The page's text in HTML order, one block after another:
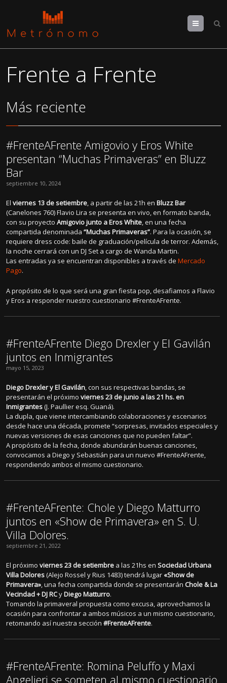
Menu
Frente a Frente
Más reciente
#FrenteAFrente Amigovio y Eros White
presentan “Muchas Primaveras” en Bluzz
Bar
septiembre 10, 2024
Elviernes 13 de setiembre, a partir de las 21h enBluzz Bar
(Canelones 760) Flavio Lira se presenta en vivo, en formato banda,
con su proyectoAmigovio junto a Eros White, en una fecha
compartida denominada“Muchas Primaveras”. Para la ocasión, se
requiere dress code: baile de graduación/película de terror. Además,
la noche cerrará con un DJ Set a cargo de Wanda Martin.
Las entradas ya se encuentran disponibles a través deMercado
Pago.
A propósito de lo que será una gran fiesta pop, desafiamos a Flavio
y Eros a responder nuestro cuestionario #FrenteAFrente.
#FrenteAFrente Diego Drexler y El Gavilán
juntos en Inmigrantes
mayo 15, 2023
Diego Drexler y El Gavilán, con sus respectivas bandas, se
presentarán el próximoviernes 23 de junio a las 21 hs. en
Inmigrantes(J. Paullier esq. Guaná).
La dupla, que viene intercambiando colaboraciones y escenarios
desde hace una década, promete “sorpresas, invitados especiales y
nuevas versiones de esas canciones que no pueden faltar”.
A propósito de la fecha, donde abundarán buenas canciones,
convocamos a Diego y Sebastián para un nuevo #FrenteAFrente,
respondiendo ambos el mismo cuestionario.
#FrenteAFrente: Chole y Diego Matturro
juntos en «Show de Primavera» en S. U.
Villa Dolores.
septiembre 21, 2022
El próximoviernes 23 de setiembre a las 21hs enSociedad Urbana
Villa Dolores(Alejo Rossel y Rius 1483) tendrá lugar «Show de
Primavera», una fecha compartida donde se presentaránChole & La
Vecindad + DJ RCyDiego Matturro.
Tomando la primaveral propuesta como excusa, aprovechamos la
ocasión para confrontar a ambos músicos a un mismo cuestionario,
retomando así nuestra sección#FrenteAFrente.
#FrenteAFrente: Romina Peluffo y Maxi
Angelieri se someten al mismo cuestionario